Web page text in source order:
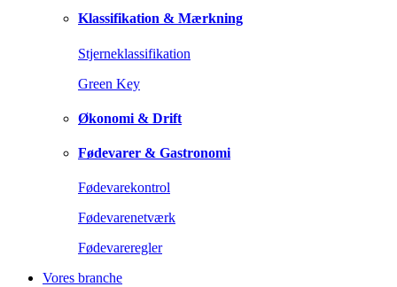
Klassifikation & Mærkning
Stjerneklassifikation
Green Key
Økonomi & Drift
Fødevarer & Gastronomi
Fødevarekontrol
Fødevarenetværk
Fødevareregler
Vores branche